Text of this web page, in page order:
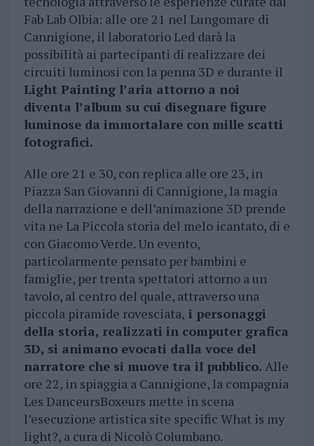
Fab Lab Olbia: alle ore 21 nel Lungomare di
Cannigione, il laboratorio Led darà la
possibilità ai partecipanti di realizzare dei
circuiti luminosi con la penna 3D e durante il
Light Painting l’aria attorno a noi
diventa l’album su cui disegnare figure
luminose da immortalare con mille scatti
fotografici.
Alle ore 21 e 30, con replica alle ore 23, in
Piazza San Giovanni di Cannigione, la magia
della narrazione e dell’animazione 3D prende
vita ne La Piccola storia del melo icantato, di e
con Giacomo Verde. Un evento,
particolarmente pensato per bambini e
famiglie, per trenta spettatori attorno a un
tavolo, al centro del quale, attraverso una
piccola piramide rovesciata, i personaggi
della storia, realizzati in computer grafica
3D, si animano evocati dalla voce del
narratore che si muove tra il pubblico. Alle
ore 22, in spiaggia a Cannigione, la compagnia
Les DanceursBoxeurs mette in scena
l’esecuzione artistica site specific What is my
light?, a cura di Nicolò Columbano.